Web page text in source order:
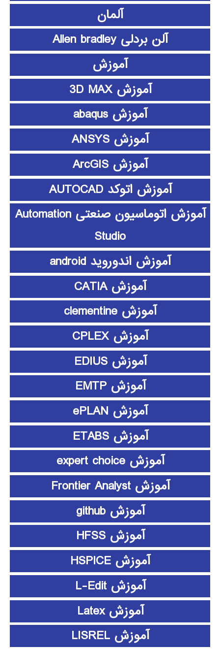
آلمان
آلن بردلی Allen bradley
آموزش
آموزش 3D MAX
آموزش abaqus
آموزش ANSYS
آموزش ArcGIS
آموزش اتوکد AUTOCAD
آموزش اتوماسیون صنعتی Automation
Studio
آموزش اندوروید android
آموزش CATIA
آموزش clementine
آموزش CPLEX
آموزش EDIUS
آموزش EMTP
آموزش ePLAN
آموزش ETABS
آموزش expert choice
آموزش Frontier Analyst
آموزش github
آموزش HFSS
آموزش HSPICE
آموزش L-Edit
آموزش Latex
آموزش LISREL